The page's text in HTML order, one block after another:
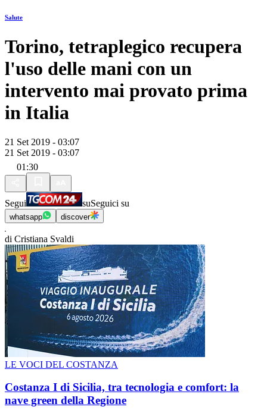
Salute
Torino, tetraplegico recupera
l'uso delle mani con un
intervento mai provato prima
in Italia
21 Set 2019 - 03:07
21 Set 2019 - 03:07
01:30
Segui suSeguici su
whatsapp discover
di Cristiana Svaldi
LE VOCI DEL COSTANZA
Costanza I di Sicilia, tra tecnologia e comfort: la
nave green della Regione